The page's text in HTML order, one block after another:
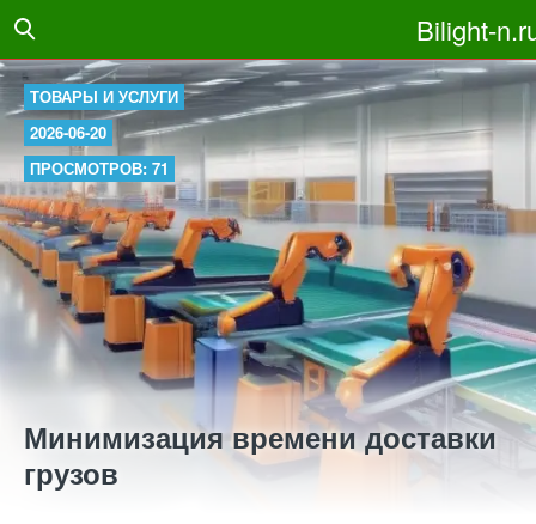
Bilight-
ТОВАРЫ И УСЛУГИ
2026-06-20
ПРОСМОТРОВ: 71
Минимизация времени доставки
грузов